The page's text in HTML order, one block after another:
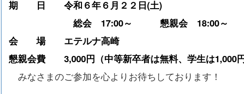
期 日 令和６年６月２２日(土)
総会 17:00～ 懇親会 18:00～
会 場 エテルナ高崎
懇親会費 3,000円（中等新卒者は無料、学生は1,000
みなさまのご参加を心よりお待ちしております！